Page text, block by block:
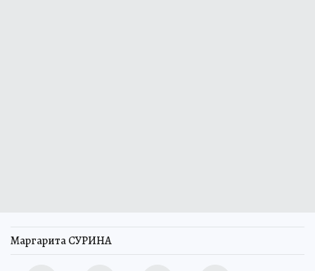
Маргарита СУРИНА